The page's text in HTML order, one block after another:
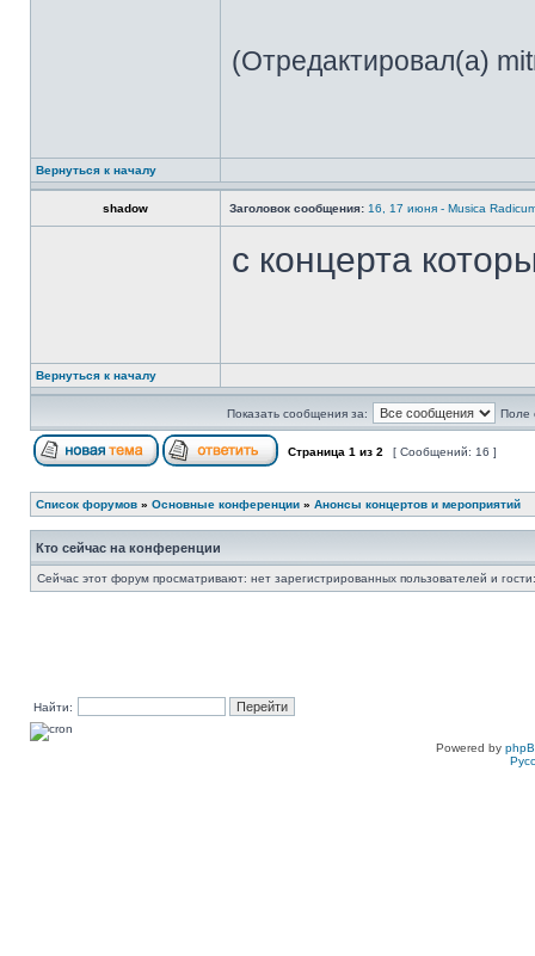
(Отредактировал(а)
Вернуться к началу
shadow Заголовок сообщения: 16, 17 июня - Musica
с концерта
Вернуться к началу
Показать сообщения за: Поле
Страница 1 из 2 [ Сообщений: 16 ]
Список форумов » Основные конференции » Анонсы концертов и мероприятий
Кто сейчас на конференции
Сейчас этот форум просматривают: нет зарегистрированных пользователей и
Найти:
Powered by